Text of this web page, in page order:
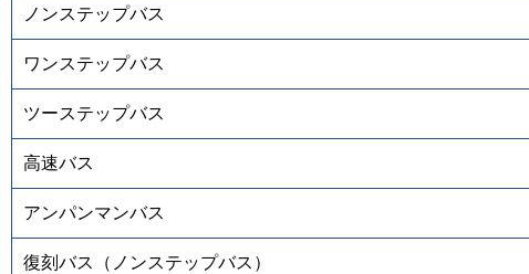
ノンステップバス
ワンステップバス
ツーステップバス
高速バス
アンパンマンバス
復刻バス（ノンステップバス）